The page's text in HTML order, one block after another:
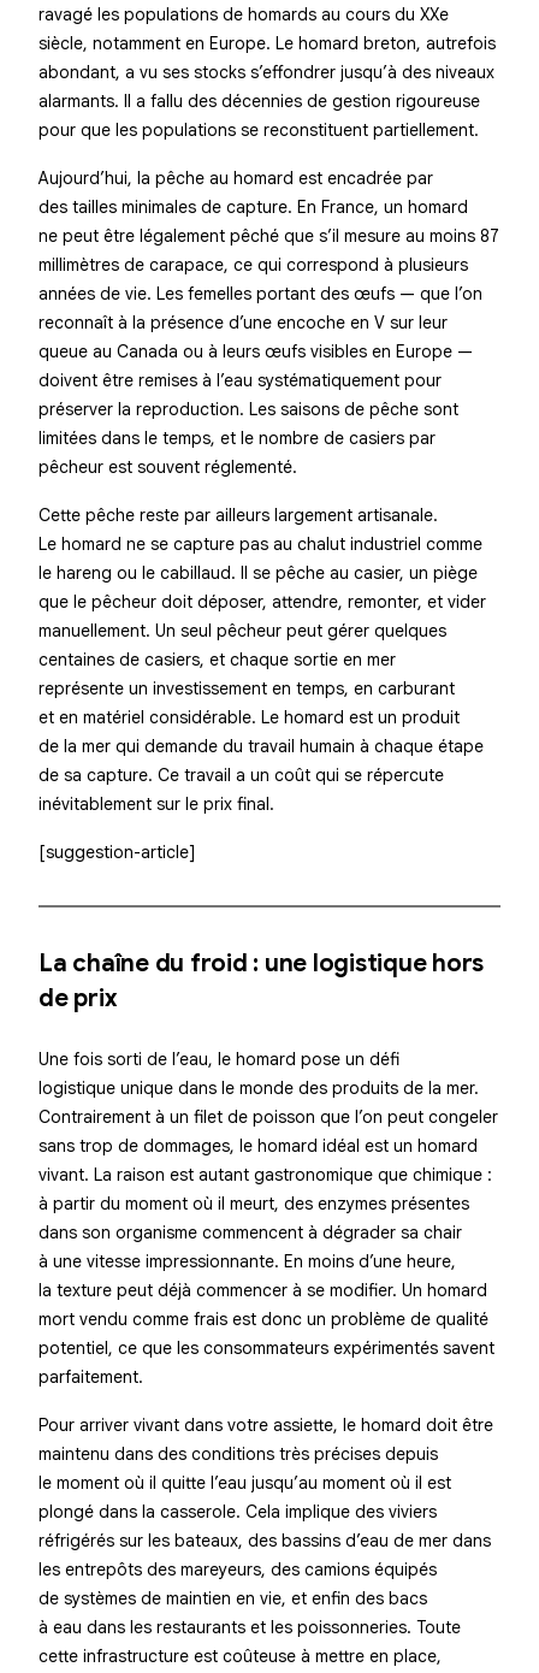
ravagé les populations de homards au cours du XXe
siècle, notamment en Europe. Le homard breton, autrefois
abondant, a vu ses stocks s’effondrer jusqu’à des niveaux
alarmants. Il a fallu des décennies de gestion rigoureuse
pour que les populations se reconstituent partiellement.
Aujourd’hui, la pêche au homard est encadrée par
des tailles minimales de capture. En France, un homard
ne peut être légalement pêché que s’il mesure au moins 87
millimètres de carapace, ce qui correspond à plusieurs
années de vie. Les femelles portant des œufs — que l’on
reconnaît à la présence d’une encoche en V sur leur
queue au Canada ou à leurs œufs visibles en Europe —
doivent être remises à l’eau systématiquement pour
préserver la reproduction. Les saisons de pêche sont
limitées dans le temps, et le nombre de casiers par
pêcheur est souvent réglementé.
Cette pêche reste par ailleurs largement artisanale.
Le homard ne se capture pas au chalut industriel comme
le hareng ou le cabillaud. Il se pêche au casier, un piège
que le pêcheur doit déposer, attendre, remonter, et vider
manuellement. Un seul pêcheur peut gérer quelques
centaines de casiers, et chaque sortie en mer
représente un investissement en temps, en carburant
et en matériel considérable. Le homard est un produit
de la mer qui demande du travail humain à chaque étape
de sa capture. Ce travail a un coût qui se répercute
inévitablement sur le prix final.
[suggestion-article]
La chaîne du froid : une logistique hors
de prix
Une fois sorti de l’eau, le homard pose un défi
logistique unique dans le monde des produits de la mer.
Contrairement à un filet de poisson que l’on peut congeler
sans trop de dommages, le homard idéal est un homard
vivant. La raison est autant gastronomique que chimique :
à partir du moment où il meurt, des enzymes présentes
dans son organisme commencent à dégrader sa chair
à une vitesse impressionnante. En moins d’une heure,
la texture peut déjà commencer à se modifier. Un homard
mort vendu comme frais est donc un problème de qualité
potentiel, ce que les consommateurs expérimentés savent
parfaitement.
Pour arriver vivant dans votre assiette, le homard doit être
maintenu dans des conditions très précises depuis
le moment où il quitte l’eau jusqu’au moment où il est
plongé dans la casserole. Cela implique des viviers
réfrigérés sur les bateaux, des bassins d’eau de mer dans
les entrepôts des mareyeurs, des camions équipés
de systèmes de maintien en vie, et enfin des bacs
à eau dans les restaurants et les poissonneries. Toute
cette infrastructure est coûteuse à mettre en place,